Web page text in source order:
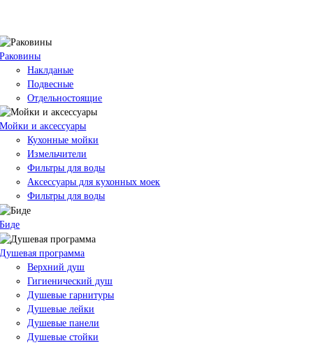
Раковины
Наклданые
Подвесные
Отдельностоящие
Мойки и аксессуары
Кухонные мойки
Измельчители
Фильтры для воды
Аксессуары для кухонных моек
Фильтры для воды
Биде
Душевая программа
Верхний душ
Гигиенический душ
Душевые гарнитуры
Душевые лейки
Душевые панели
Душевые стойки